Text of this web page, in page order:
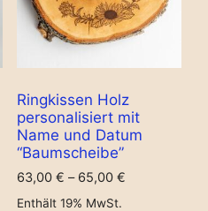
Ringkissen Holz
personalisiert mit
Name und Datum
“Baumscheibe”
63,00 € – 65,00 €
Enthält 19% MwSt.